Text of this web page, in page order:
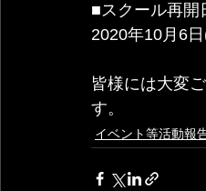
■スクール再開
2020年10月6
皆様には大変
す。
イベント等活動報